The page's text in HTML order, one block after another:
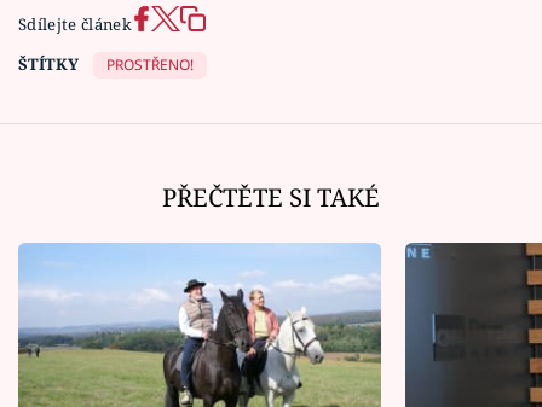
Sdílejte článek
ŠTÍTKY
PROSTŘENO!
PŘEČTĚTE SI TAKÉ